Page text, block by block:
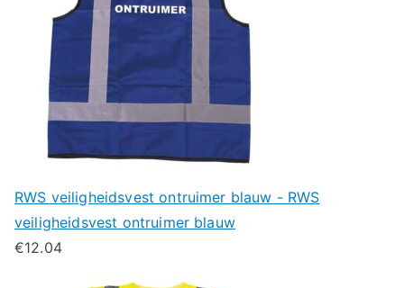
RWS veiligheidsvest ontruimer blauw - RWS
veiligheidsvest ontruimer blauw
€12.04